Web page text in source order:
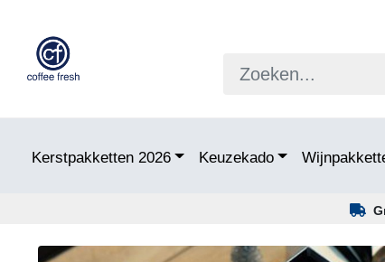
Kerstpakketten 2026 Keuzekado